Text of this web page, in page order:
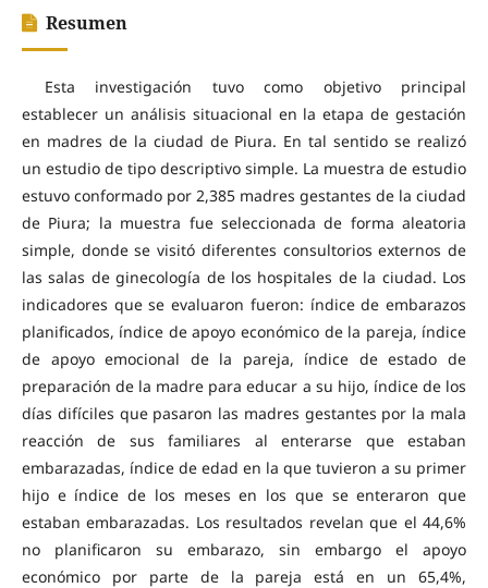
Resumen
Esta investigación tuvo como objetivo principal
establecer un análisis situacional en la etapa de gestación
en madres de la ciudad de Piura. En tal sentido se realizó
un estudio de tipo descriptivo simple. La muestra de estudio
estuvo conformado por 2,385 madres gestantes de la ciudad
de Piura; la muestra fue seleccionada de forma aleatoria
simple, donde se visitó diferentes consultorios externos de
las salas de ginecología de los hospitales de la ciudad. Los
indicadores que se evaluaron fueron: índice de embarazos
planificados, índice de apoyo económico de la pareja, índice
de apoyo emocional de la pareja, índice de estado de
preparación de la madre para educar a su hijo, índice de los
días difíciles que pasaron las madres gestantes por la mala
reacción de sus familiares al enterarse que estaban
embarazadas, índice de edad en la que tuvieron a su primer
hijo e índice de los meses en los que se enteraron que
estaban embarazadas. Los resultados revelan que el 44,6%
no planificaron su embarazo, sin embargo el apoyo
económico por parte de la pareja está en un 65,4%,